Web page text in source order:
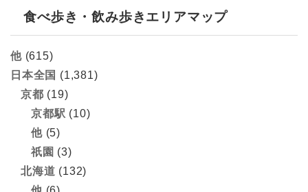
食べ歩き・飲み歩きエリアマップ
他(615)
日本全国 (1,381)
京都 (19)
京都駅 (10)
他(5)
祇園 (3)
北海道 (132)